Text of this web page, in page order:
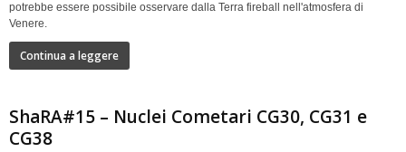
potrebbe essere possibile osservare dalla Terra fireball nell'atmosfera di
Venere.
Continua a leggere
ShaRA#15 – Nuclei Cometari CG30, CG31 e
CG38